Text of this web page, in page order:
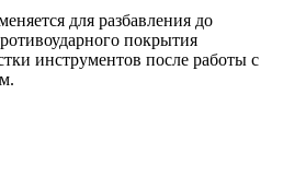
для разбавления до
покрытия
инструментов после работы с